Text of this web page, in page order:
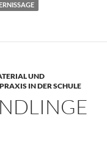
UND
IN DER SCHULE